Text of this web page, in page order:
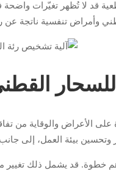
قد لا تُظهر تغيّرات
وأمراض تنفسية ناتجة
للسحار
على الأعراض والوقاية من
بيئة العمل، إلى
خطوة. قد يشمل ذلك تغيير